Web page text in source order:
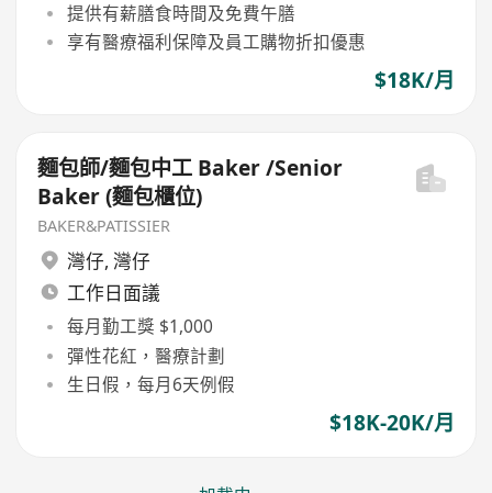
提供有薪膳食時間及免費午膳
享有醫療福利保障及員工購物折扣優惠
$18K/月
麵包師/麵包中工 Baker /Senior
Baker (麵包櫃位)
BAKER&PATISSIER
灣仔, 灣仔
工作日面議
每月勤工獎 $1,000
彈性花紅，醫療計劃
生日假，每月6天例假
$18K-20K/月